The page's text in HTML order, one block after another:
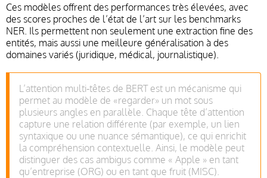
Ces modèles offrent des performances très élevées, avec
des scores proches de l’état de l’art sur les benchmarks
NER. Ils permettent non seulement une extraction fine des
entités, mais aussi une meilleure généralisation à des
domaines variés (juridique, médical, journalistique).
L’attention multi‑têtes de BERT est un mécanisme qui
permet au modèle de «regarder» un mot sous
plusieurs angles en parallèle. Chaque tête d’attention
capture une relation différente (par exemple, un lien
syntaxique ou une nuance sémantique), ce qui enrichit
la compréhension contextuelle. Ainsi, le modèle peut
distinguer des cas ambigus comme « Apple » en tant
qu’entreprise (ORG) ou en tant que fruit (MISC).